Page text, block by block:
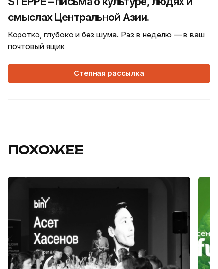
смыслах Центральной Азии.
Коротко, глубоко и без шума. Раз в неделю — в ваш
почтовый ящик
Степная рассылка
ПОХОЖЕЕ